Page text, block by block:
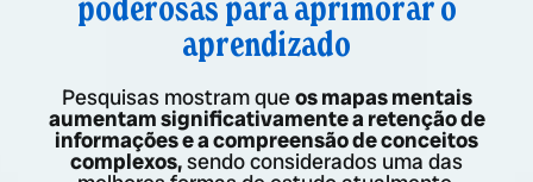
poderosas para aprimorar o
aprendizado
Pesquisas mostram queos mapas mentais
aumentam significativamente a retenção de
informações e a compreensão de conceitos
complexos,sendo considerados uma das